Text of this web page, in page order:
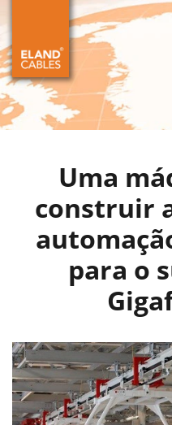
Uma
construir
para o